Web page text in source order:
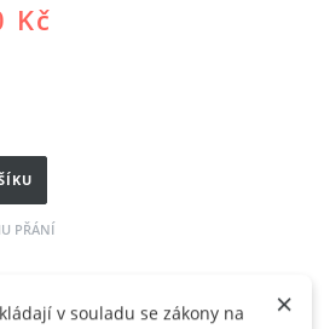
Kč
PŘÁNÍ
×
v souladu se zákony na